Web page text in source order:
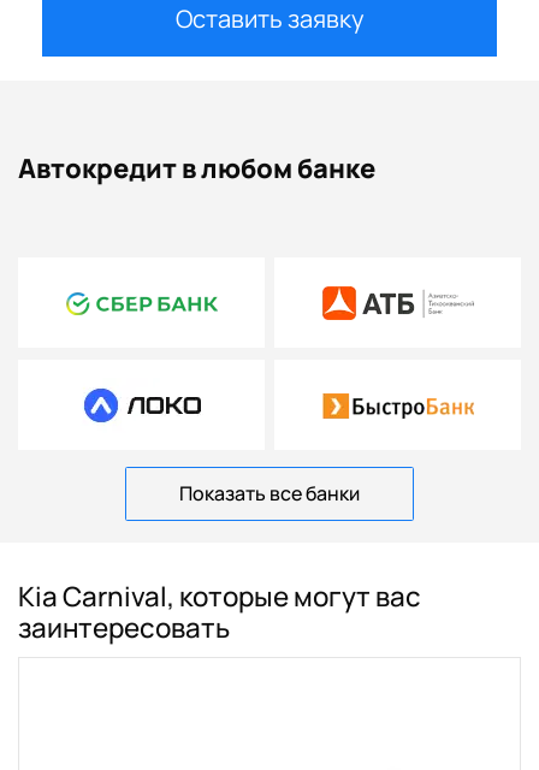
Оставить заявку
Автокредит в любом банке
Показать все банки
Kia Carnival, которые могут вас
заинтересовать